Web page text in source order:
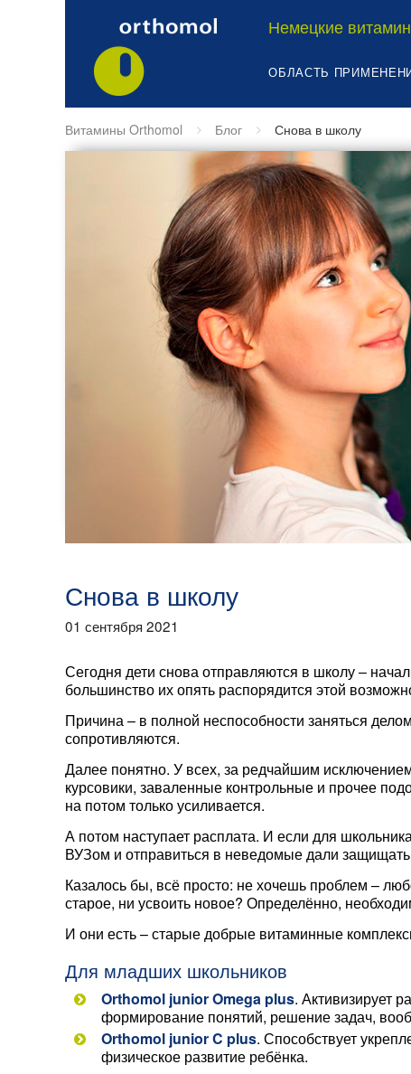
Немецкие
ОБЛАСТЬ
Витамины Orthomol Блог Снова в школу
Снова в школу
01 сентября 2021
Сегодня дети снова отправляются в школу –
большинство их опять распорядится этой
Причина – в полной неспособности заняться
сопротивляются.
Далее понятно. У всех, за редчайшим
курсовики, заваленные контрольные и прочее
на потом только усиливается.
А потом наступает расплата. И если для
ВУЗом и отправиться в неведомые дали
Казалось бы, всё просто: не хочешь проблем –
старое, ни усвоить новое? Определённо,
И они есть – старые добрые витаминные
Для младших школьников
Orthomol junior Omega plus. Активизирует
формирование понятий, решение задач,
Orthomol junior C plus. Способствует
физическое развитие ребёнка.